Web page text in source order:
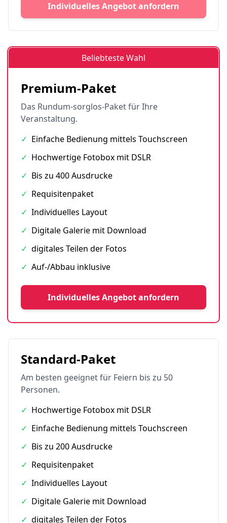
Individuelles Angebot anfordern
Beliebteste Wahl
Premium-Paket
Das Rundum-sorglos-Paket für Ihre
Veranstaltung.
✓ Einfache Bedienung mittels Touchscreen
✓ Hochwertige Fotobox mit DSLR
✓ Bis zu 400 Ausdrucke
✓ Requisitenpaket
✓ Individuelles Layout
✓ Digitale Galerie mit Download
✓ digitales Teilen der Fotos
✓ Auf-/Abbau inklusive
Individuelles Angebot anfordern
Standard-Paket
Am besten geeignet für Feiern bis zu 50
Personen.
✓ Hochwertige Fotobox mit DSLR
✓ Einfache Bedienung mittels Touchscreen
✓ Bis zu 200 Ausdrucke
✓ Requisitenpaket
✓ Individuelles Layout
✓ Digitale Galerie mit Download
✓ digitales Teilen der Fotos